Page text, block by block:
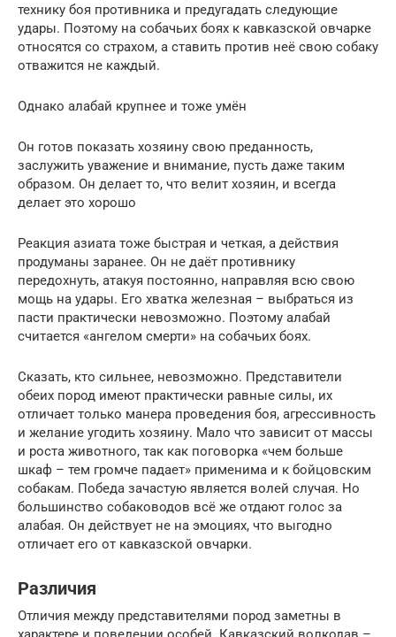
технику боя противника и предугадать следующие
удары. Поэтому на собачьих боях к кавказской овчарке
относятся со страхом, а ставить против неё свою собаку
отважится не каждый.
Однако алабай крупнее и тоже умён
Он готов показать хозяину свою преданность,
заслужить уважение и внимание, пусть даже таким
образом. Он делает то, что велит хозяин, и всегда
делает это хорошо
Реакция азиата тоже быстрая и четкая, а действия
продуманы заранее. Он не даёт противнику
передохнуть, атакуя постоянно, направляя всю свою
мощь на удары. Его хватка железная – выбраться из
пасти практически невозможно. Поэтому алабай
считается «ангелом смерти» на собачьих боях.
Сказать, кто сильнее, невозможно. Представители
обеих пород имеют практически равные силы, их
отличает только манера проведения боя, агрессивность
и желание угодить хозяину. Мало что зависит от массы
и роста животного, так как поговорка «чем больше
шкаф – тем громче падает» применима и к бойцовским
собакам. Победа зачастую является волей случая. Но
большинство собаководов всё же отдают голос за
алабая. Он действует не на эмоциях, что выгодно
отличает его от кавказской овчарки.
Различия
Отличия между представителями пород заметны в